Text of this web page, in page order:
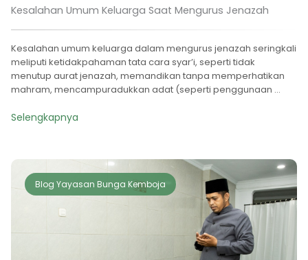
Kesalahan Umum Keluarga Saat Mengurus Jenazah
Kesalahan umum keluarga dalam mengurus jenazah seringkali
meliputi ketidakpahaman tata cara syar’i, seperti tidak
menutup aurat jenazah, memandikan tanpa memperhatikan
mahram, mencampuradukkan adat (seperti penggunaan ...
Selengkapnya
Blog Yayasan Bunga Kemboja